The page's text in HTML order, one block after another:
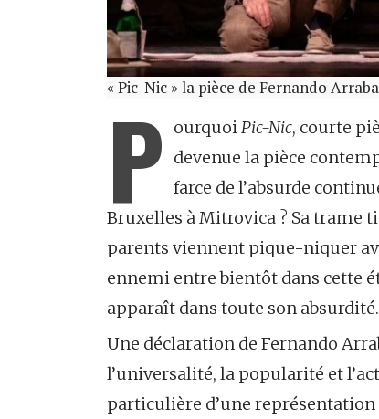
« Pic-Nic » la pièce de Fernando
P ourquoiPic-Nic, courte
devenue la pièce
farce de l’absurde
Bruxelles à Mitrovica ? Sa trame
parents viennent pique-niquer
ennemi entre bientôt dans cette
apparaît dans toute son absurdité.
Une déclaration de Fernando
l’universalité, la popularité et
particulière d’une